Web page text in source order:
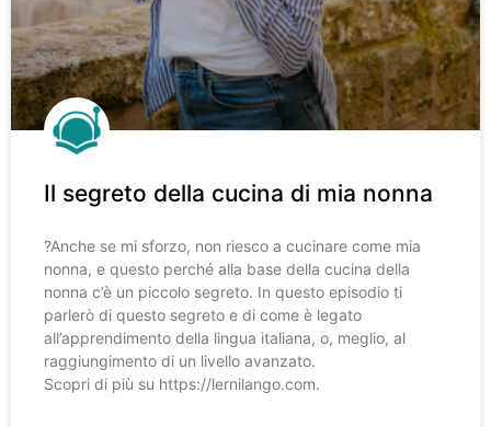
Il segreto della cucina di mia nonna
?️Anche se mi sforzo, non riesco a cucinare come mia
nonna, e questo perché alla base della cucina della
nonna c’è un piccolo segreto. In questo episodio ti
parlerò di questo segreto e di come è legato
all’apprendimento della lingua italiana, o, meglio, al
raggiungimento di un livello avanzato.
Scopri di più su https://lernilango.com.